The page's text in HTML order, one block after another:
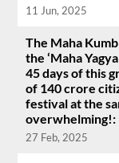
11 Jun, 2025
The Maha
the ‘Maha
45 days of this
of 140 crore
festival at the
overwhelming!:
27 Feb, 2025